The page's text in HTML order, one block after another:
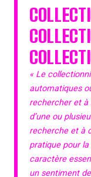
« Le
automatiques
rechercher et à
d’une ou
recherche et à
pratique pour la
caractère
un sentiment